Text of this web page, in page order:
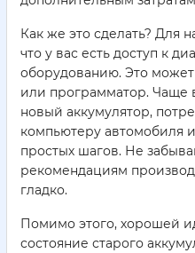
Как же это сделать? Для
что у вас есть доступ к
оборудованию. Это
или программатор. Чаще
новый аккумулятор,
компьютеру автомобиля
простых шагов. Не
рекомендациям
гладко.
Помимо этого, хорошей
состояние старого